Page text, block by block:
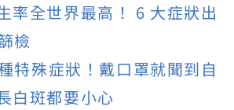
率全世界最高！ 6 大症狀出
檢
特殊症狀！戴口罩就聞到自
白斑都要小心